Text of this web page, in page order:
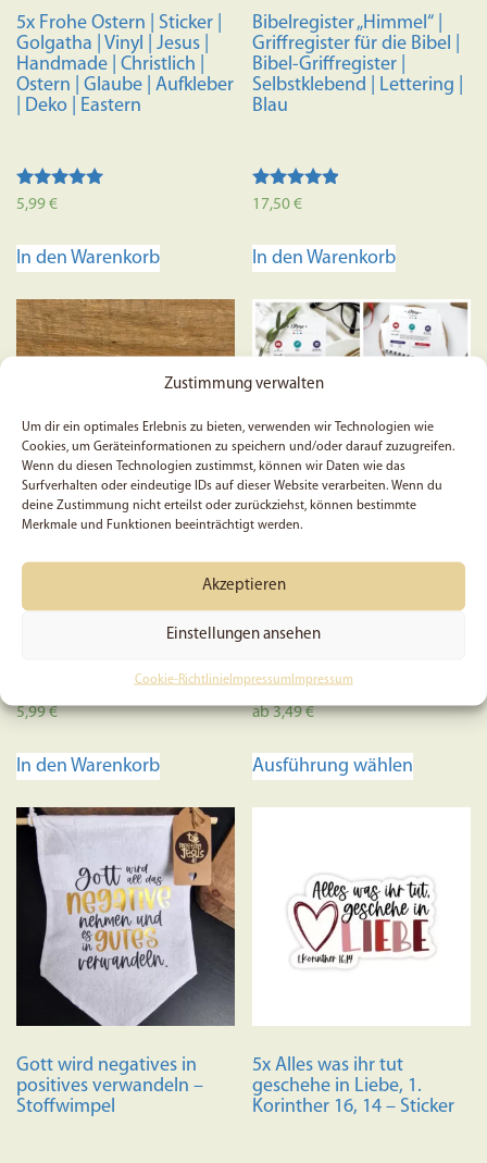
Zustimmung verwalten
Um dir ein optimales Erlebnis zu bieten, verwenden wir Technologien wie
Cookies, um Geräteinformationen zu speichern und/oder darauf zuzugreifen.
Wenn du diesen Technologien zustimmst, können wir Daten wie das
Surfverhalten oder eindeutige IDs auf dieser Website verarbeiten. Wenn du
deine Zustimmung nicht erteilst oder zurückziehst, können bestimmte
Merkmale und Funktionen beeinträchtigt werden.
Akzeptieren
Einstellungen ansehen
Cookie-RichtlinieImpressum Impressum
5x Frohe Ostern | Sticker |
Golgatha | Vinyl | Jesus |
Handmade | Christlich |
Ostern | Glaube | Aufkleber
| Deko | Eastern
Bewertet mit
5,99€
In den Warenkorb
Bibelregister „Himmel“ |
Griffregister für die Bibel |
Bibel-Griffregister |
Selbstklebend | Lettering |
Blau
Bewertet
von 5
17,50€
In den Warenkorb
5x Jesus hört dir zu |
Ermutigung | Accessoire |
5,99€
In den Warenkorb
Biblestudy-Card – Mose-
Set
ab3,49€
Ausführung wählen
auf.
Die
können
werden
Gott wird negatives in
positives verwandeln –
Stoffwimpel
5x Alles was ihr tut
geschehe in Liebe, 1.
Korinther 16, 14 – Sticker